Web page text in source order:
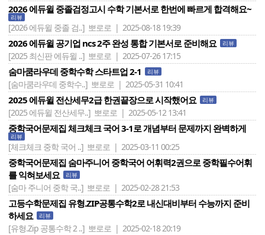
2026 에듀윌 중졸검정고시 수학 기본서로 한번에 빠르게 합격해요~
리뷰
[2026 에듀윌 중졸 검..] 뽀로로 | 2025-08-18 19:39
2026 에듀윌 공기업 ncs 2주 완성 통합 기본서로 준비해요 리뷰
[2025 최신판 에듀윌 ..] 뽀로로 | 2025-07-26 17:15
숨마쿰라우데 중학수학 스타트업 2-1 리뷰
[숨마쿰라우데 중학수..] 뽀로로 | 2025-05-31 10:41
2025 에듀윌 전산세무2급 한권끝장으로 시작했어요 리뷰
[2025 에듀윌 전산세무..] 뽀로로 | 2025-05-12 13:41
중학국어문제집 체크체크 국어 3-1로 개념부터 문제까지 완벽하게
리뷰
[체크체크 중학 국어 ..] 뽀로로 | 2025-03-11 00:25
중학국어문제집 숨마주니어 중학국어 어휘력2권으로 중학필수어휘
를 익혀보세요
리뷰
[숨마 주니어 중학 국..] 뽀로로 | 2025-02-28 21:53
고등수학문제집 유형.ZIP공통수학2로 내신대비부터 수능까지 준비
하세요
리뷰
[유형.Zip 공통수학 2 ..] 뽀로로 | 2025-02-18 20:19